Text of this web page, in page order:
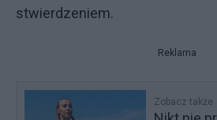
stwierdzeniem.
Reklama
Zobacz także